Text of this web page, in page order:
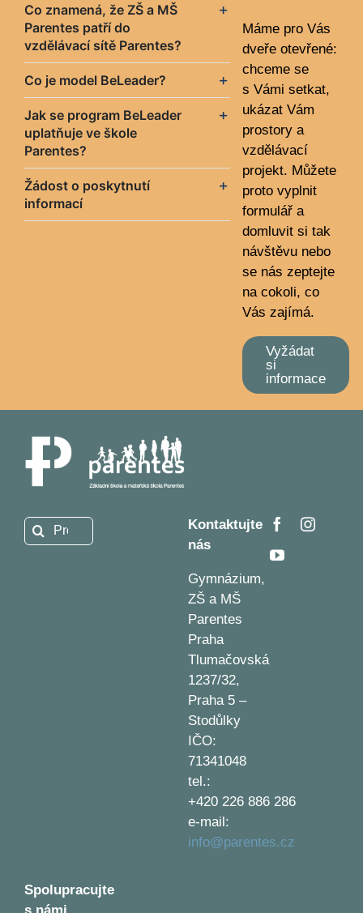
Co znamená, že ZŠ a MŠ
Parentes patří do
vzdělávací sítě Parentes?
Co je model BeLeader?
Jak se program BeLeader
uplatňuje ve škole
Parentes?
Žádost o poskytnutí
informací
Máme pro Vás
dveře otevřené:
chceme se
s Vámi setkat,
ukázat Vám
prostory a
vzdělávací
projekt. Můžete
proto vyplnit
formulář a
domluvit si tak
návštěvu nebo
se nás zeptejte
na cokoli, co
Vás zajímá.
Vyžádat
si
informace
Hledat:
Kontaktujte
nás
Gymnázium,
ZŠ a MŠ
Parentes
Praha
Tlumačovská
1237/32,
Praha 5 –
Stodůlky
IČO:
71341048
tel.:
+420 226 886 286
e-mail:
info@parentes.cz
Spolupracujte